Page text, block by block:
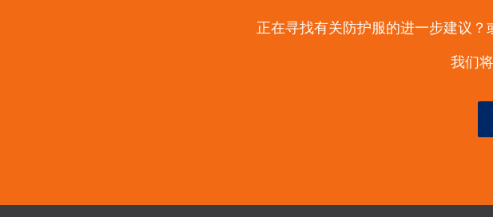
正在寻找有关防护服的进一步建议？
我们